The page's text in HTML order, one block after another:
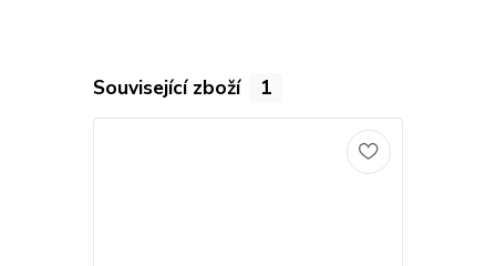
Související zboží 1